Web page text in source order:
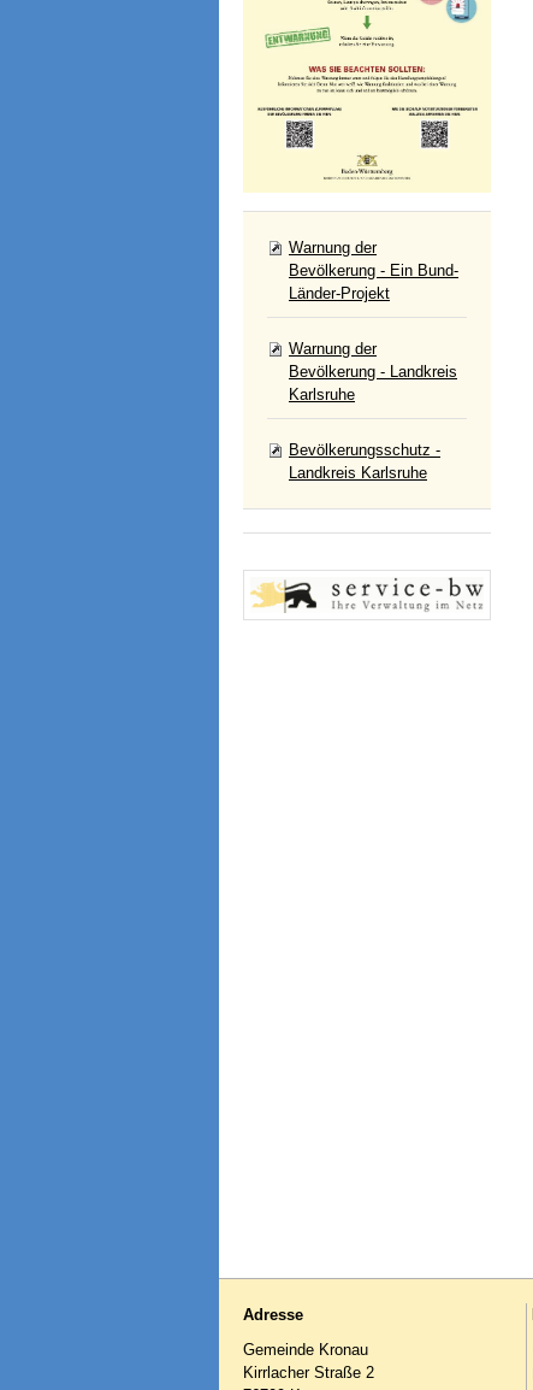
Warnung der
Bevölkerung - Ein Bund-
Länder-Projekt
Warnung der
Bevölkerung - Landkreis
Karlsruhe
Bevölkerungsschutz -
Landkreis Karlsruhe
Adresse
Gemeinde Kronau
Kirrlacher Straße 2